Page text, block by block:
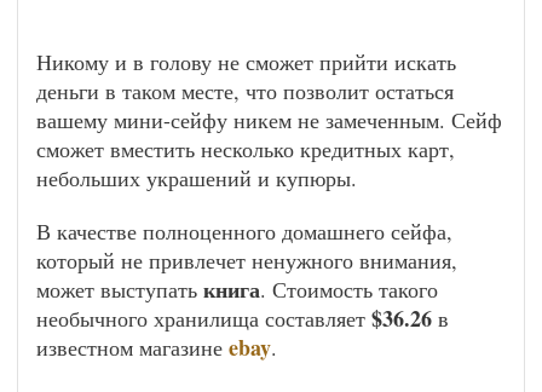
Никому и в голову не сможет прийти искать
деньги в таком месте, что позволит остаться
вашему мини-сейфу никем не замеченным. Сейф
сможет вместить несколько кредитных карт,
небольших украшений и купюры.
В качестве полноценного домашнего сейфа,
который не привлечет ненужного внимания,
может выступать книга. Стоимость такого
необычного хранилища составляет $36.26 в
известном магазине ebay.